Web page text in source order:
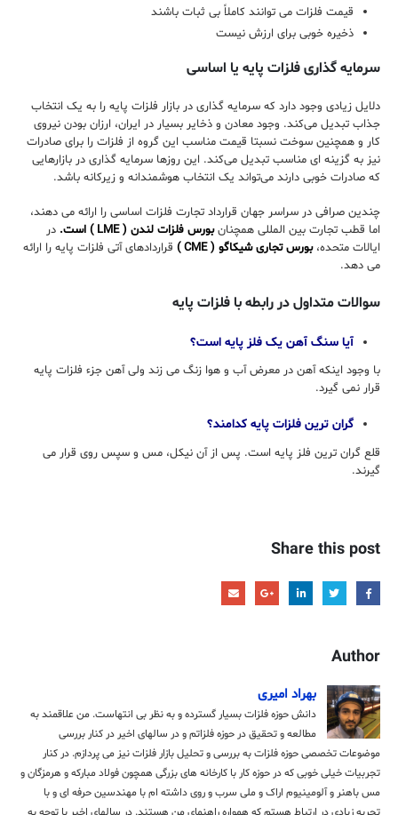
قیمت فلزات می توانند کاملاً بی ثبات باشند
ذخیره خوبی برای ارزش نیست
سرمایه گذاری فلزات پایه یا اساسی
دلایل زیادی وجود دارد که سرمایه گذاری در بازار فلزات پایه را به یک انتخاب
جذاب تبدیل می‌کند. وجود معادن و ذخایر بسیار در ایران، ارزان بودن نیروی
کار و همچنین سوخت نسبتا قیمت مناسب این گروه از فلزات را برای صادرات
نیز به گزینه ای مناسب تبدیل می‌کند. این روزها سرمایه گذاری در بازارهایی
که صادرات خوبی دارند می‌تواند یک انتخاب هوشمندانه و زیرکانه باشد.
چندین صرافی در سراسر جهان قرارداد تجارت فلزات اساسی را ارائه می دهند،
اما قطب تجارت بین المللی همچنانبورس فلزات لندن ( LME ) است.
در
ایالات متحده،بورس تجاری شیکاگو ( CME ) قراردادهای آتی فلزات پایه را ارائه
می دهد.
سوالات متداول در رابطه با فلزات پایه
آیا سنگ آهن یک فلز پایه است؟
با وجود اینکه آهن در معرض آب و هوا زنگ می زند ولی آهن جزء فلزات پایه
قرار نمی گیرد.
گران ترین فلزات پایه کدامند؟
قلع گران ترین فلز پایه است. پس از آن نیکل، مس و سپس روی قرار می
گیرند.
Share this post
Author
بهراد امیری
دانش حوزه فلزات بسیار گسترده و به نظر بی انتهاست. من علاقمند به
مطالعه و تحقیق در حوزه فلزاتم و در سالهای اخیر در کنار بررسی
موضوعات تخصصی حوزه فلزات به بررسی و تحلیل بازار فلزات نیز می پردازم. در کنار
تجربیات خیلی خوبی که در حوزه کار با کارخانه های بزرگی همچون فولاد مبارکه و هرمزگان و
مس باهنر و آلومینیوم اراک و ملی سرب و روی داشته ام با مهندسین حرفه ای و با